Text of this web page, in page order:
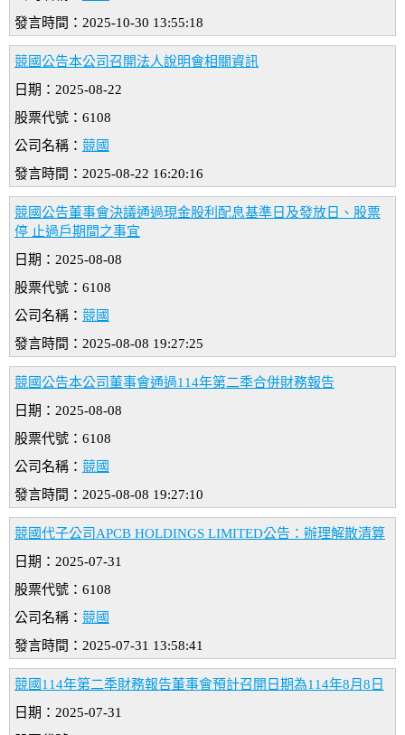
發言時間：2025-10-30 13:55:18
競國公告本公司召開法人說明會相關資訊
日期：2025-08-22
股票代號：6108
公司名稱： 競國
發言時間：2025-08-22 16:20:16
競國公告董事會決議通過現金股利配息基準日及發放日、股票
停 止過戶期間之事宜
日期：2025-08-08
股票代號：6108
公司名稱： 競國
發言時間：2025-08-08 19:27:25
競國公告本公司董事會通過114年第二季合併財務報告
日期：2025-08-08
股票代號：6108
公司名稱： 競國
發言時間：2025-08-08 19:27:10
競國代子公司APCB HOLDINGS LIMITED公告：辦理解散清算
日期：2025-07-31
股票代號：6108
公司名稱： 競國
發言時間：2025-07-31 13:58:41
競國114年第二季財務報告董事會預計召開日期為114年8月8日
日期：2025-07-31